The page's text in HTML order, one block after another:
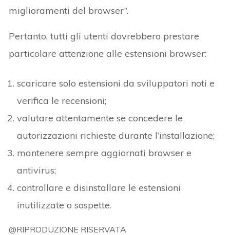
miglioramenti del browser”.
Pertanto, tutti gli utenti dovrebbero prestare
particolare attenzione alle estensioni browser:
scaricare solo estensioni da sviluppatori noti e
verifica le recensioni;
valutare attentamente se concedere le
autorizzazioni richieste durante l’installazione;
mantenere sempre aggiornati browser e
antivirus;
controllare e disinstallare le estensioni
inutilizzate o sospette.
@RIPRODUZIONE RISERVATA